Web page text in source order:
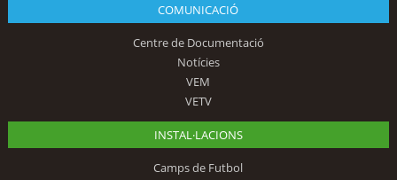
COMUNICACIÓ
Centre de Documentació
Notícies
VEM
VETV
INSTAL·LACIONS
Camps de Futbol